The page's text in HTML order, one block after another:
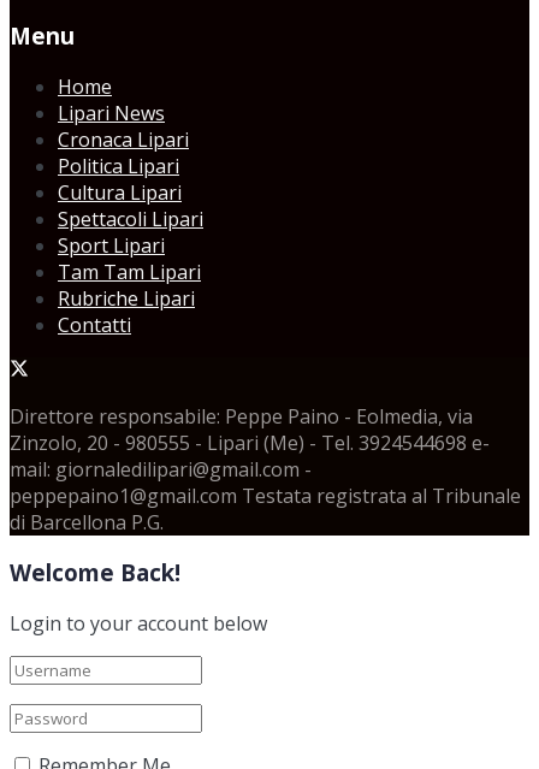
Menu
Home
Lipari News
Cronaca Lipari
Politica Lipari
Cultura Lipari
Spettacoli Lipari
Sport Lipari
Tam Tam Lipari
Rubriche Lipari
Contatti
Direttore responsabile: Peppe Paino - Eolmedia, via
Zinzolo, 20 - 980555 - Lipari (Me) - Tel. 3924544698 e-
mail: giornaledilipari@gmail.com -
peppepaino1@gmail.com Testata registrata al Tribunale
di Barcellona P.G.
Welcome Back!
Login to your account below